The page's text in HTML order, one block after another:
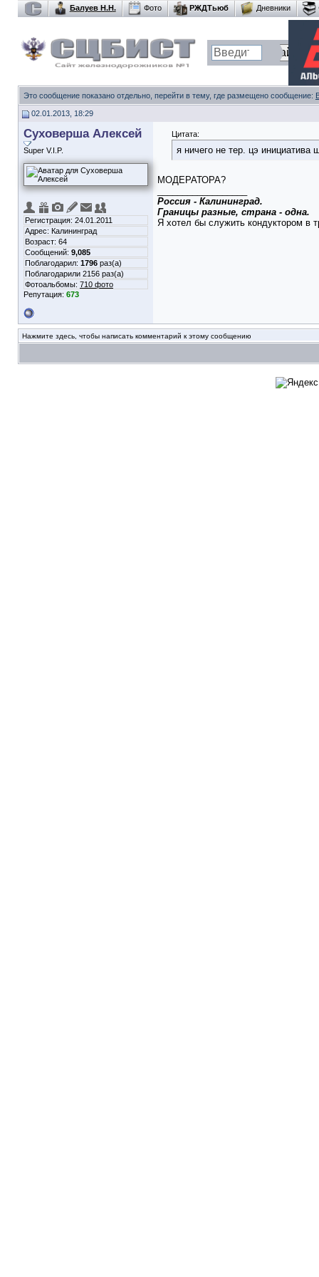
Балуев Н.Н. Фото РЖДТьюб Дневники
Это сообщение показано отдельно, перейти в тему, где размещено сообщение:
02.01.2013, 18:29
Суховерша Алексей
Super V.I.P.
Регистрация: 24.01.2011
Адрес: Калининград
Возраст: 64
Сообщений: 9,085
Поблагодарил: 1796 раз(а)
Поблагодарили 2156 раз(а)
Фотоальбомы: 710 фото
Репутация: 673
Цитата:
я ничего не тер. цэ инициатива
МОДЕРАТОРА?
Россия - Калининград.
Границы разные, страна - одна.
Я хотел бы служить кондуктором в
Нажмите здесь, чтобы написать комментарий к этому сообщению